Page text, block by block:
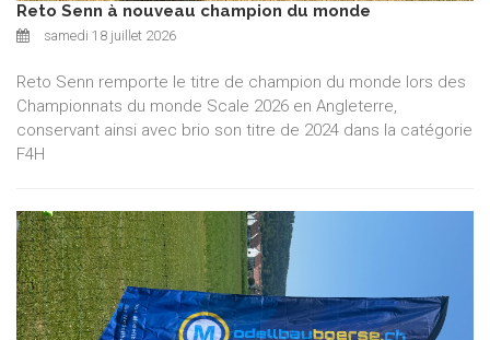
Reto Senn à nouveau champion du monde
samedi 18 juillet 2026
Reto Senn remporte le titre de champion du monde lors des
Championnats du monde Scale 2026 en Angleterre,
conservant ainsi avec brio son titre de 2024 dans la catégorie
F4H